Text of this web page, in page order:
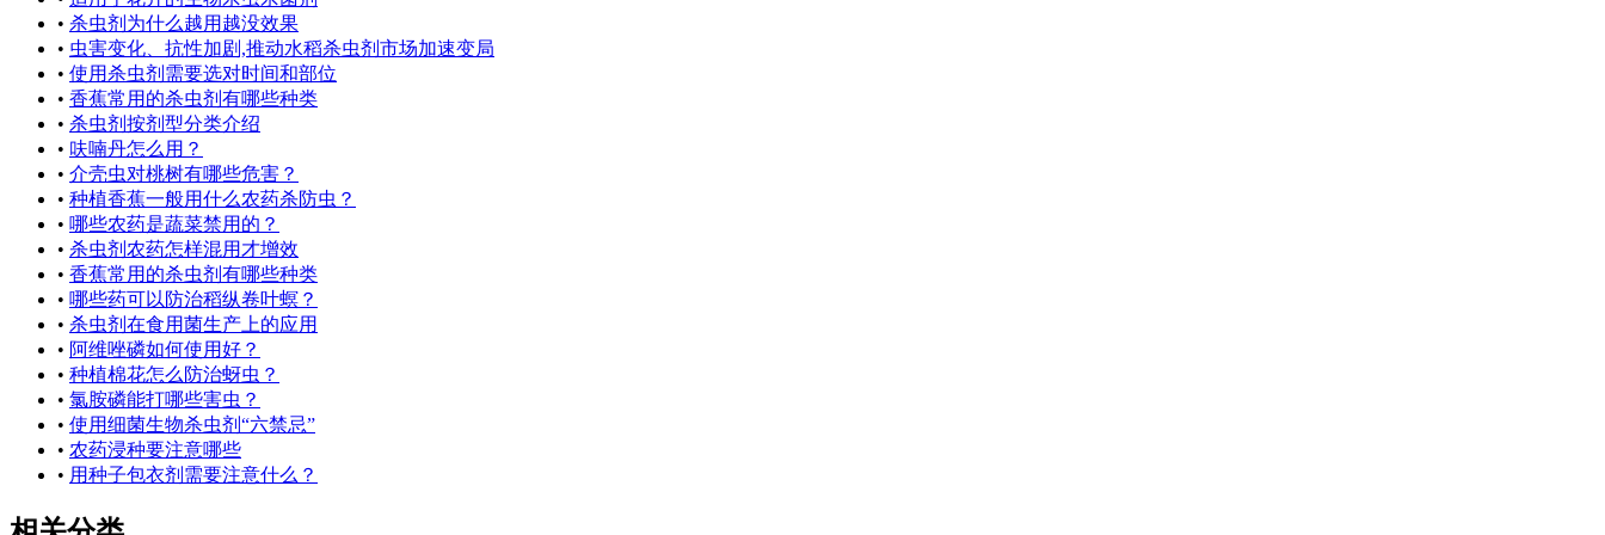
• 杀虫剂为什么越用越没效果
• 虫害变化、抗性加剧,推动水稻杀虫剂市场加速变局
• 使用杀虫剂需要选对时间和部位
• 香蕉常用的杀虫剂有哪些种类
• 杀虫剂按剂型分类介绍
• 呋喃丹怎么用？
• 介壳虫对桃树有哪些危害？
• 种植香蕉一般用什么农药杀防虫？
• 哪些农药是蔬菜禁用的？
• 杀虫剂农药怎样混用才增效
• 香蕉常用的杀虫剂有哪些种类
• 哪些药可以防治稻纵卷叶螟？
• 杀虫剂在食用菌生产上的应用
• 阿维唑磷如何使用好？
• 种植棉花怎么防治蚜虫？
• 氯胺磷能打哪些害虫？
• 使用细菌生物杀虫剂“六禁忌”
• 农药浸种要注意哪些
• 用种子包衣剂需要注意什么？